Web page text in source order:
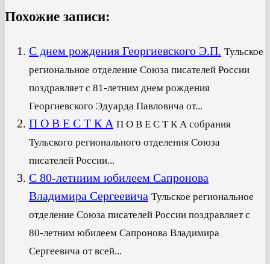
Похожие записи:
С днем рождения Георгиевского Э.П. Тульское
региональное отделение Союза писателей России
поздравляет с 81-летним днем рождения
Георгиевского Эдуарда Павловича от...
П О В Е С Т К А П О В Е С Т К А собрания
Тульского регионального отделения Союза
писателей России...
С 80-летниим юбилеем Сапронова
Владимира Сергеевича Тульское региональное
отделение Союза писателей России поздравляет с
80-летним юбилеем Сапронова Владимира
Сергеевича от всей...